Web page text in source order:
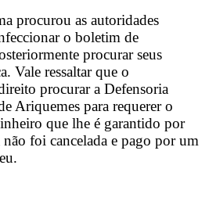
procurou as autoridades
o boletim de
procurar seus
Vale ressaltar que o
procurar a Defensoria
Ariquemes para requerer o
que lhe é garantido por
foi cancelada e pago por um